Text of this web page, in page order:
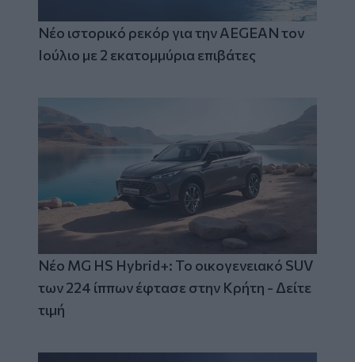
Νέο ιστορικό ρεκόρ για την AEGEAN τον
Ιούλιο με 2 εκατομμύρια επιβάτες
Νέο MG HS Hybrid+: Το οικογενειακό SUV
των 224 ίππων έφτασε στην Κρήτη - Δείτε
τιμή